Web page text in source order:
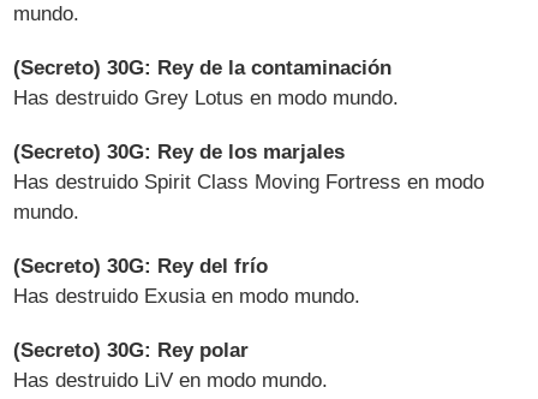
mundo.
(Secreto) 30G: Rey de la contaminación
Has destruido Grey Lotus en modo mundo.
(Secreto) 30G: Rey de los marjales
Has destruido Spirit Class Moving Fortress en modo
mundo.
(Secreto) 30G: Rey del frío
Has destruido Exusia en modo mundo.
(Secreto) 30G: Rey polar
Has destruido LiV en modo mundo.